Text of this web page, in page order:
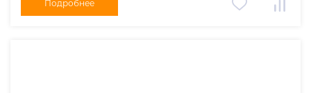
Подробнее